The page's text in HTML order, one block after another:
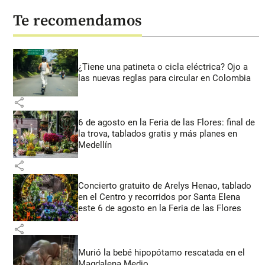
Te recomendamos
¿Tiene una patineta o cicla eléctrica? Ojo a
las nuevas reglas para circular en Colombia
share
6 de agosto en la Feria de las Flores: final de
la trova, tablados gratis y más planes en
Medellín
share
Concierto gratuito de Arelys Henao, tablado
en el Centro y recorridos por Santa Elena
este 6 de agosto en la Feria de las Flores
share
Murió la bebé hipopótamo rescatada en el